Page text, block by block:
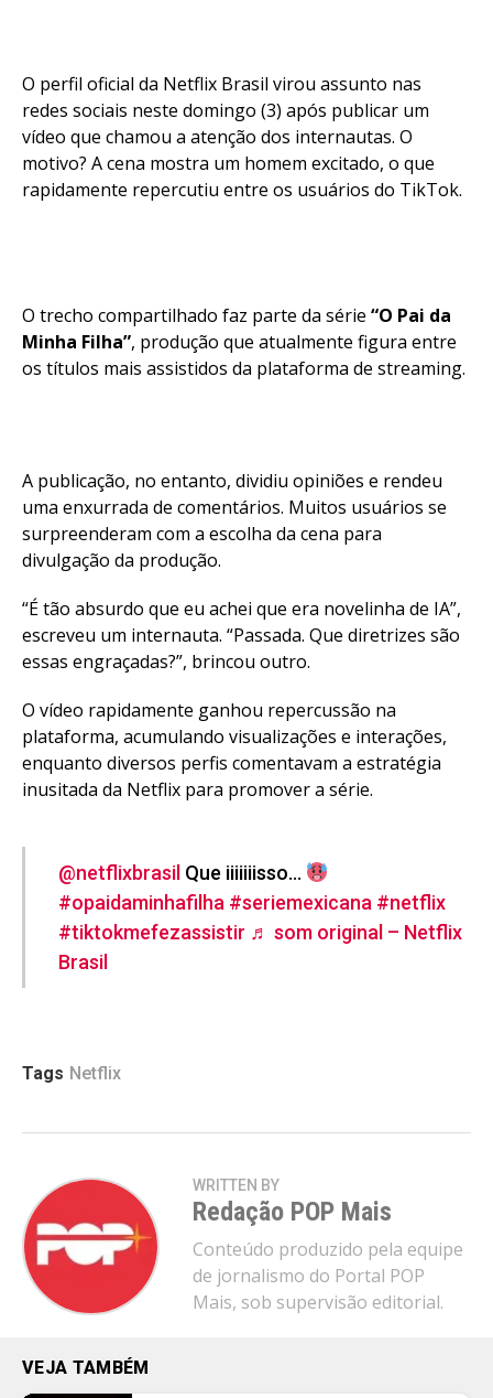
O perfil oficial da Netflix Brasil virou assunto nas
redes sociais neste domingo (3) após publicar um
vídeo que chamou a atenção dos internautas. O
motivo? A cena mostra um homem excitado, o que
rapidamente repercutiu entre os usuários do TikTok.
O trecho compartilhado faz parte da série “O Pai da
Minha Filha”, produção que atualmente figura entre
os títulos mais assistidos da plataforma de streaming.
A publicação, no entanto, dividiu opiniões e rendeu
uma enxurrada de comentários. Muitos usuários se
surpreenderam com a escolha da cena para
divulgação da produção.
“É tão absurdo que eu achei que era novelinha de IA”,
escreveu um internauta. “Passada. Que diretrizes são
essas engraçadas?”, brincou outro.
O vídeo rapidamente ganhou repercussão na
plataforma, acumulando visualizações e interações,
enquanto diversos perfis comentavam a estratégia
inusitada da Netflix para promover a série.
@netflixbrasil Que iiiiiiisso…
#opaidaminhafilha #seriemexicana #netflix
#tiktokmefezassistir ♬ som original – Netflix
Brasil
Tags Netflix
WRITTEN BY
Redação POP Mais
Conteúdo produzido pela equipe
de jornalismo do Portal POP
Mais, sob supervisão editorial.
VEJA TAMBÉM